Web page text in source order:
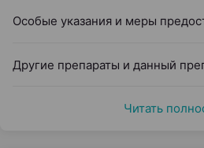
Особые указания и меры
Другие препараты и данный
Читать